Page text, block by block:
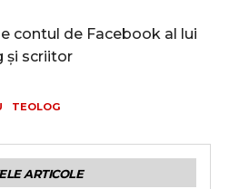
contul de Facebook al lui
și scriitor
TEOLOG
ARTICOLE